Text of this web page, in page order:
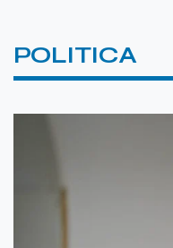
POLITICA